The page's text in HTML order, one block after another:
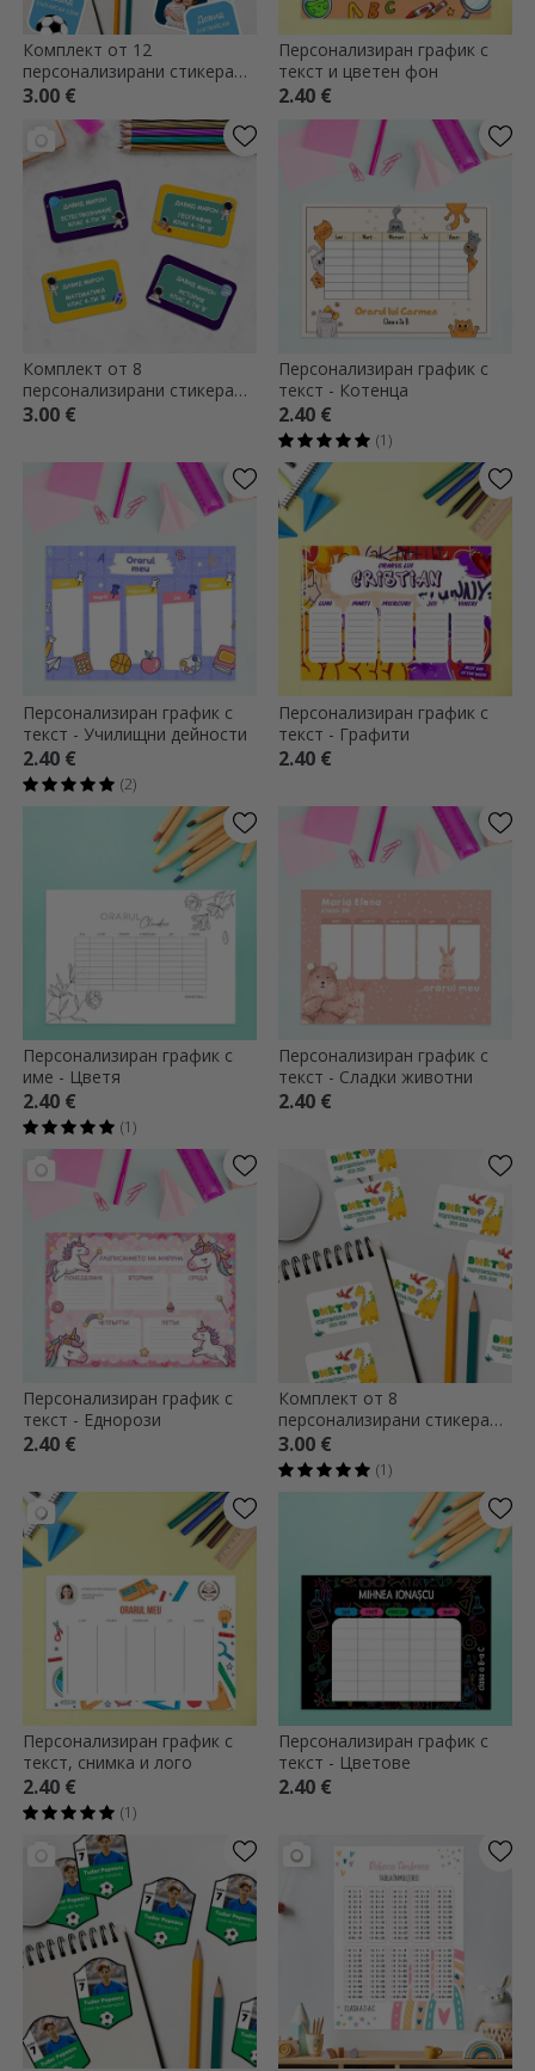
Комплект от 12
персонализирани стикера
(самозалепващи се етикети)
за училище - Момчета
3.00 €
Персонализиран график с
текст и цветен фон
2.40 €
Комплект от 8
персонализирани стикера
(самозалепващи се етикети)
3.00 €
Персонализиран график с
текст - Котенца
2.40 €
(1)
Персонализиран график с
текст - Училищни дейности
2.40 €
(2)
Персонализиран график с
текст - Графити
2.40 €
Персонализиран график с
име - Цветя
2.40 €
(1)
Персонализиран график с
текст - Сладки животни
2.40 €
Персонализиран график с
текст - Еднорози
2.40 €
Комплект от 8
персонализирани стикера
(самозалепващи се етикети)
за училище - Дино
3.00 €
(1)
Персонализиран график с
текст, снимка и лого
2.40 €
(1)
Персонализиран график с
текст - Цветове
2.40 €